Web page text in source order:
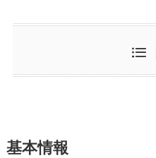
基本情報